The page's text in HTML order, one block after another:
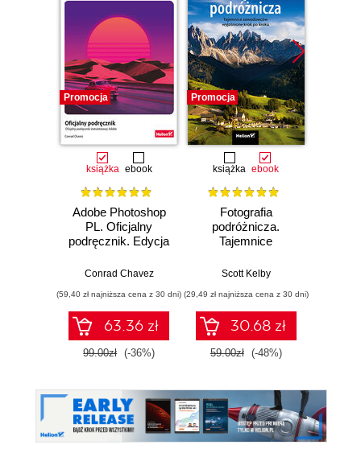
Promocja
książka ebook
Adobe Photoshop
PL. Oficjalny
podręcznik. Edycja
Conrad Chavez
(59,40 zł najniższa cena z 30 dni)
63.36 zł
99.00zł (-36%)
Promocja
książka ebook
Fotografia
podróżnicza.
Tajemnice
wyjaśnione krok po
Scott Kelby
(29,49 zł najniższa cena z 30 dni)
30.68 zł
59.00zł (-48%)